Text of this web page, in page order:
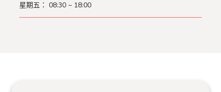
星期五： 08:30 ~ 18:00